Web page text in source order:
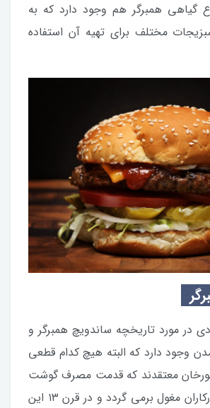
گیاهی همبرگر هم وجود دارد که به
مختلف برای تهیه آن استفاده
در مورد تاریخچه ساندویچ همبرگر و
وجود دارد که البته هیچ کدام قطعی
معتقدند که قدمت مصرف گوشت
چرخ کرده به سوارکاران مغول برمی گردد و در قرن ۱۳ این